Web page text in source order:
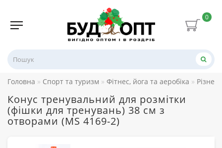
0
Головна Спорт та туризм Фітнес, йога та аеробіка Різне
Конус тренувальний для розмітки
(фішки для тренувань) 38 см з
отворами (MS 4169-2)